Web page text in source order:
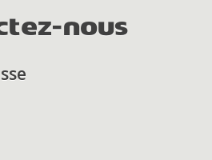
nous